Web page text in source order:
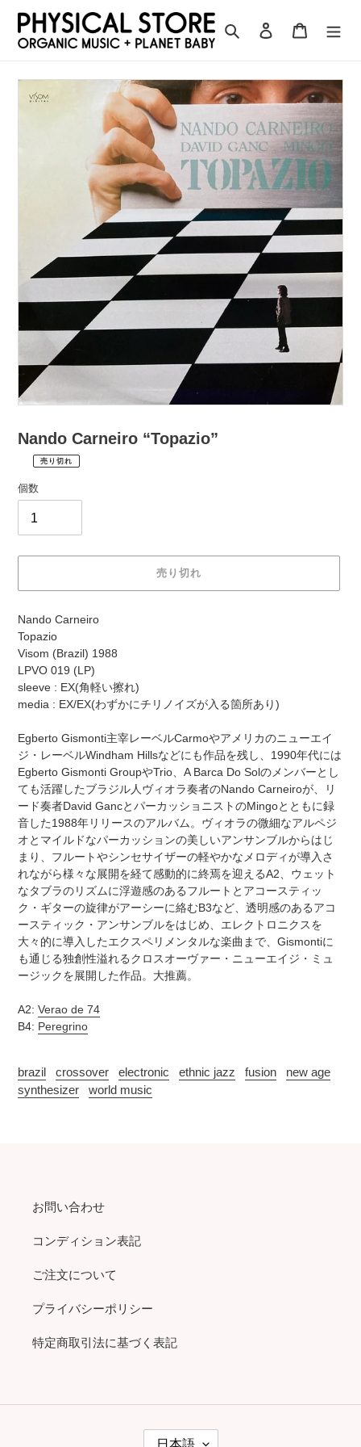
検索 ログインカート
Nando Carneiro “Topazio”
常
価
格
¥3,960
売り切れ
税
込
送
手
続
き
時
に
計
さ
れ
ま
す
コ
ン
デ
ィ
シ
ョ
ン
表
記
に
つ
て
個数
売り切れ
カ
ー
ト
に
商
品
追
加
す
る
Nando Carneiro
Topazio
Visom (Brazil) 1988
LPVO 019 (LP)
sleeve : EX(角軽い擦れ)
media : EX/EX(わずかにチリノイズが入る箇所あり)
Egberto Gismonti主宰レーベルCarmoやアメリカのニューエイ
ジ・レーベルWindham Hillsなどにも作品を残し、1990年代には
Egberto Gismonti GroupやTrio、A Barca Do Solのメンバーとし
ても活躍したブラジル人ヴィオラ奏者のNando Carneiroが、リ
ード奏者David GancとパーカッショニストのMingoとともに録
音した1988年リリースのアルバム。ヴィオラの微細なアルペジ
オとマイルドなパーカッションの美しいアンサンブルからはじ
まり、フルートやシンセサイザーの軽やかなメロディが導入さ
れながら様々な展開を経て感動的に終焉を迎えるA2、ウェット
なタブラのリズムに浮遊感のあるフルートとアコースティッ
ク・ギターの旋律がアーシーに絡むB3など、透明感のあるアコ
ースティック・アンサンブルをはじめ、エレクトロニクスを
大々的に導入したエクスペリメンタルな楽曲まで、Gismontiに
も通じる独創性溢れるクロスオーヴァー・ニューエイジ・ミュ
ージックを展開した作品。大推薦。
A2: Verao de 74
B4: Peregrino
brazil crossover electronic ethnic jazz fusion
new age
synthesizer
world music
お問い合わせ
コンディション表記
ご注文について
プライバシーポリシー
特定商取引法に基づく表記
日本語